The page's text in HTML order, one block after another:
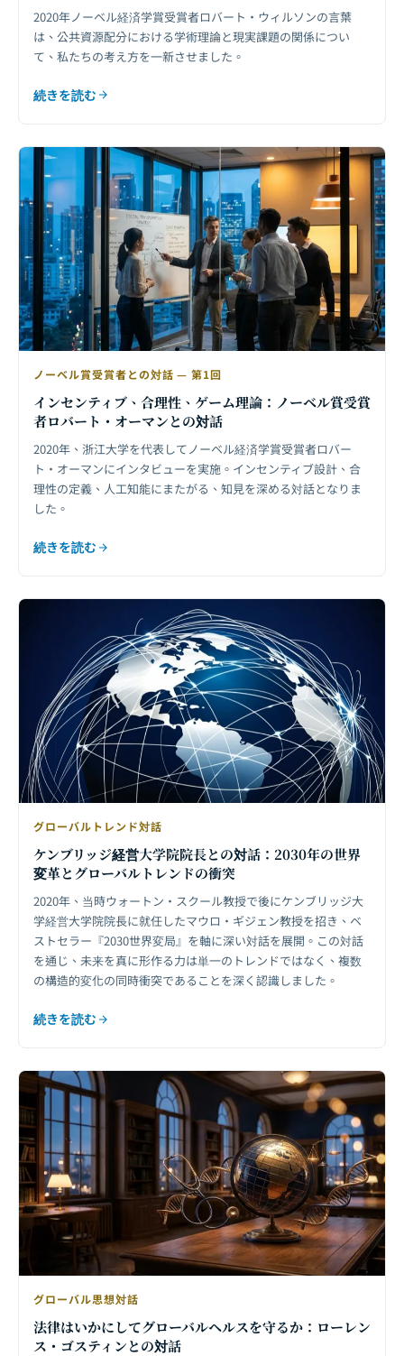
2020年ノーベル経済学賞受賞者ロバート・ウィルソンの言葉
は、公共資源配分における学術理論と現実課題の関係につい
て、私たちの考え方を一新させました。
続きを読む
ノーベル賞受賞者との対話 — 第1回
インセンティブ、合理性、ゲーム理論：ノーベル賞受賞
者ロバート・オーマンとの対話
2020年、浙江大学を代表してノーベル経済学賞受賞者ロバー
ト・オーマンにインタビューを実施。インセンティブ設計、合
理性の定義、人工知能にまたがる、知見を深める対話となりま
した。
続きを読む
グローバルトレンド対話
ケンブリッジ経営大学院院長との対話：2030年の世界
変革とグローバルトレンドの衝突
2020年、当時ウォートン・スクール教授で後にケンブリッジ大
学経営大学院院長に就任したマウロ・ギジェン教授を招き、ベ
ストセラー『2030世界変局』を軸に深い対話を展開。この対話
を通じ、未来を真に形作る力は単一のトレンドではなく、複数
の構造的変化の同時衝突であることを深く認識しました。
続きを読む
グローバル思想対話
法律はいかにしてグローバルヘルスを守るか：ローレン
ス・ゴスティンとの対話